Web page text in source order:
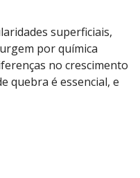
superficiais,
por química
no crescimento
quebra é essencial, e